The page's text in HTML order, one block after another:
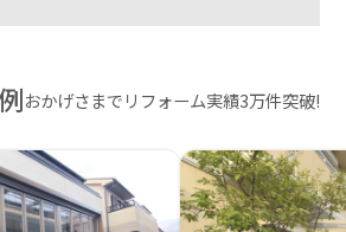
おかげさまでリフォーム実績3万件突破!